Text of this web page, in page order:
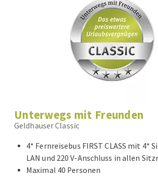
Unterwegs mit Freunden
Geldhauser Classic
4* Fernreisebus FIRST CLASS mit 4*
LAN und 220 V-Anschluss in allen
Maximal 40 Personen